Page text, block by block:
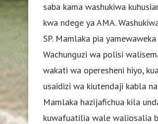
saba kama washukiwa
kwa ndege ya AMA.
SP. Mamlaka pia
Wachunguzi wa polisi
wakati wa operesheni hiyo,
usaidizi wa kiutendaji kabla
Mamlaka hazijafichua kila
kuwafuatilia wale waliosalia